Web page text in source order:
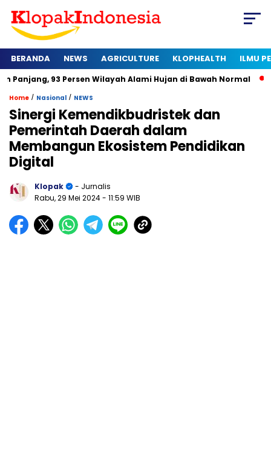
BERANDA NEWS AGRICULTURE KLOPHEALTH ILMU
Persen Wilayah Alami Hujan di Bawah Normal Kapan
Home / Nasional / NEWS
Sinergi Kemendikbudristek dan
Pemerintah Daerah dalam
Membangun Ekosistem Pendidikan
Digital
Klopak
- Jurnalis
Rabu, 29 Mei 2024- 11:59 WIB